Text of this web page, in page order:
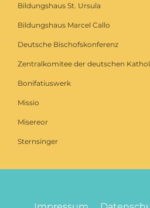
Bildungshaus St. Ursula
Bildungshaus Marcel Callo
Deutsche Bischofskonferenz
Zentralkomitee der deutschen
Bonifatiuswerk
Missio
Misereor
Sternsinger